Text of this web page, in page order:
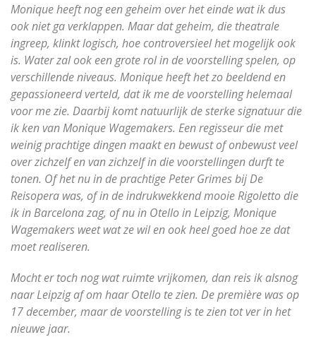
Monique heeft nog een geheim over het einde wat ik dus
ook niet ga verklappen. Maar dat geheim, die theatrale
ingreep, klinkt logisch, hoe controversieel het mogelijk ook
is. Water zal ook een grote rol in de voorstelling spelen, op
verschillende niveaus. Monique heeft het zo beeldend en
gepassioneerd verteld, dat ik me de voorstelling helemaal
voor me zie. Daarbij komt natuurlijk de sterke signatuur die
ik ken van Monique Wagemakers. Een regisseur die met
weinig prachtige dingen maakt en bewust of onbewust veel
over zichzelf en van zichzelf in die voorstellingen durft te
tonen. Of het nu in de prachtige Peter Grimes bij De
Reisopera was, of in de indrukwekkend mooie Rigoletto die
ik in Barcelona zag, of nu in Otello in Leipzig, Monique
Wagemakers weet wat ze wil en ook heel goed hoe ze dat
moet realiseren.
Mocht er toch nog wat ruimte vrijkomen, dan reis ik alsnog
naar Leipzig af om haar Otello te zien. De première was op
17 december, maar de voorstelling is te zien tot ver in het
nieuwe jaar.